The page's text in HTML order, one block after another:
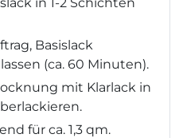
Basislack
(ca. 60 Minuten).
mit Klarlack in
für ca. 1,3 qm.